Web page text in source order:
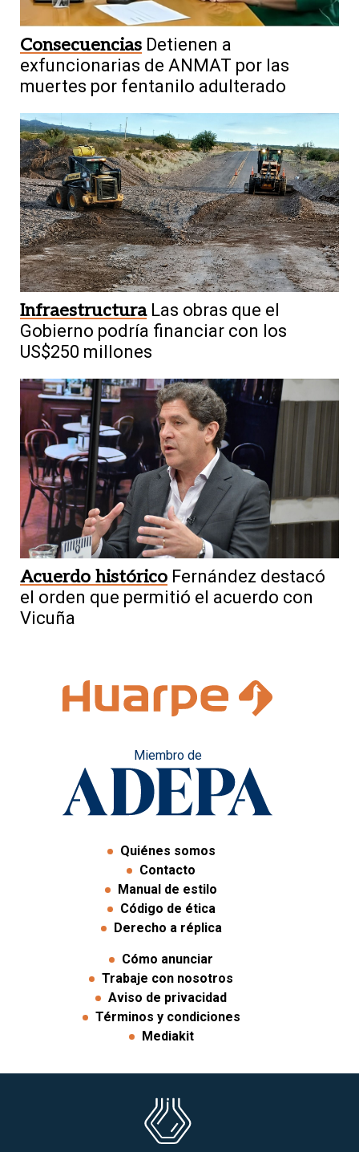
Consecuencias Detienen a
exfuncionarias de ANMAT por las
muertes por fentanilo adulterado
Infraestructura Las obras que el
Gobierno podría financiar con los
US$250 millones
Acuerdo histórico Fernández destacó
el orden que permitió el acuerdo con
Vicuña
Miembro de
Quiénes somos
Contacto
Manual de estilo
Código de ética
Derecho a réplica
Cómo anunciar
Trabaje con nosotros
Aviso de privacidad
Términos y condiciones
Mediakit